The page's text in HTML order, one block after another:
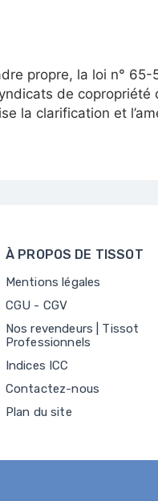
propre, la loi n°
de copropriété
la clarification et
À PROPOS DE TISSOT
Mentions légales
CGU - CGV
Nos revendeurs | Tissot
Professionnels
Indices ICC
Contactez-nous
Plan du site